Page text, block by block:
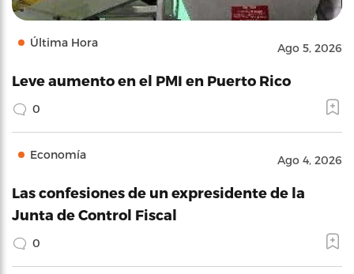
Última Hora Ago 5, 2026
Leve aumento en el PMI en Puerto Rico
0
Economía Ago 4, 2026
Las confesiones de un expresidente de la
Junta de Control Fiscal
0